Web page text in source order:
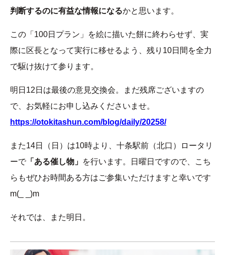
判断するのに有益な情報になるかと思います。
この「100日プラン」を絵に描いた餅に終わらせず、実
際に区長となって実行に移せるよう、残り10日間を全力
で駆け抜けて参ります。
明日12日は最後の意見交換会。まだ残席ございますの
で、お気軽にお申し込みくださいませ。
https://otokitashun.com/blog/daily/20258/
また14日（日）は10時より、十条駅前（北口）ロータリ
ーで「ある催し物」 を行います。日曜日ですので、こち
らもぜひお時間ある方はご参集いただけますと幸いです
m(_ _)m
それでは、また明日。